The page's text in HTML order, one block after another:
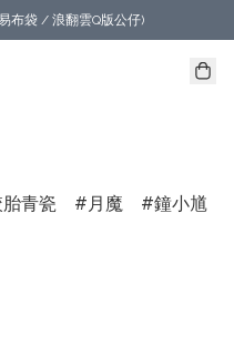
布袋 / 浪翻雲Q版公仔)
青瓷 月魔
鐘小馗